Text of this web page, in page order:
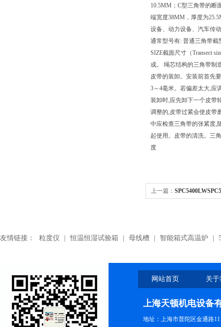
10.5MM；C型三角带的断
端宽度38MM，厚度为
设备、动力设备、汽车传
通常型号有: 普通三角带截
SIZE截面尺寸（Transect
成。 绳芯结构的三角带制
皮带的装卸。安装前首先
3～4毫米。若偏差太大,应
装卸时,应先卸下一个皮带
调整的,皮带过紧会使皮带
中应检查三角带的张紧度,
起使用。皮带的清洗。三
度
上一篇：
友情链接： 粒度仪 恒温恒湿试验箱 母线槽 智能箱式高温炉
网站首页 关
上海天顿机电设备
地址：上海市普陀区金通路